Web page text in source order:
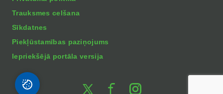
Trauksmes celšana
Sīkdatnes
Piekļūstamības paziņojums
Iepriekšējā portāla versija